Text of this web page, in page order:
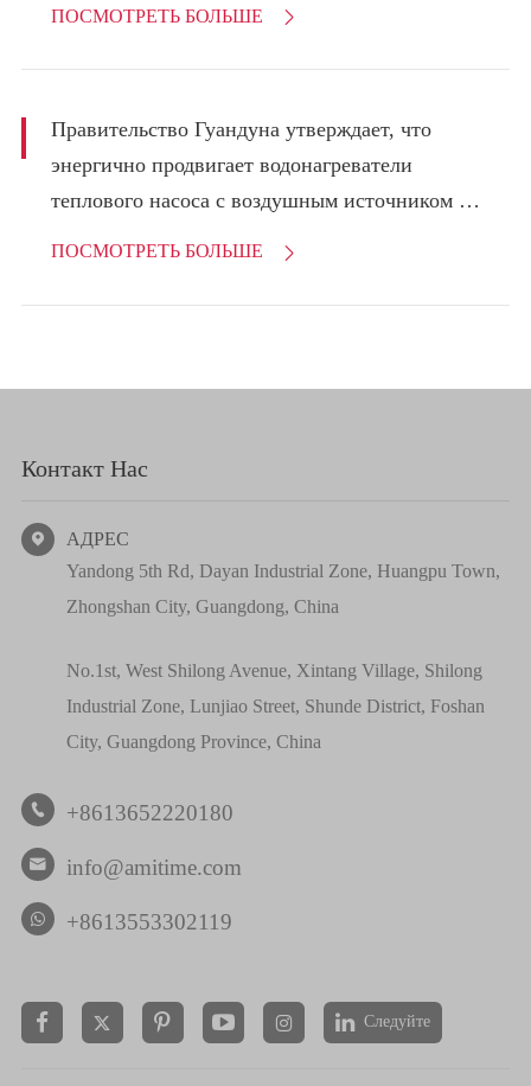
ПОСМОТРЕТЬ БОЛЬШЕ 
Правительство Гуандуна утверждает, что
энергично продвигает водонагреватели
теплового насоса с воздушным источником и
ПОСМОТРЕТЬ БОЛЬШЕ 
Контакт Нас

АДРЕС
Yandong 5th Rd, Dayan Industrial Zone, Huangpu Town,
Zhongshan City, Guangdong, China
No.1st, West Shilong Avenue, Xintang Village, Shilong
Industrial Zone, Lunjiao Street, Shunde District, Foshan
City, Guangdong Province, China
 +8613652220180
 info@amitime.com
+8613553302119
  Следуйте